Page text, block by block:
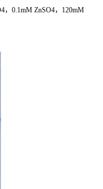
，0.1mM ZnSO4，120mM